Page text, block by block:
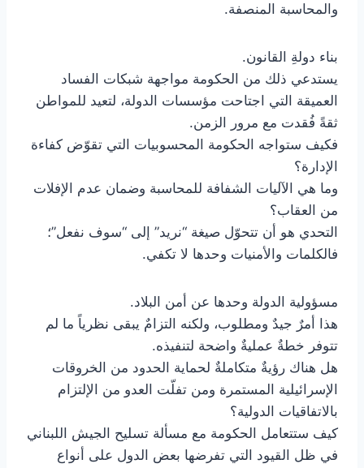
والمحاسبة المنصفة.
بناء دولةِ القانون.
يستدعي ذلك من الحكومة مواجهة شبكات الفساد
العميقة التي اجتاحت مؤسسات الدولة، لتعيد للمواطن
ثقةً فُقدت مع مرور الزمن.
فكيف ستواجه الحكومة المحسوبيات التي تقوّض كفاءة
الإدارة؟
وما هي الآليات الشفافة للمحاسبة وضمان عدم الإفلات
من العقاب؟
التحدي هو أن تتحوّل صيغة “نريد” إلى “سوف نفعل”؛
فالكلمات والأمنيات وحدها لا تكفي.
مسؤولية الدولة وحدها عن أمن البلاد.
هذا أمرٌ جيدٌ ومطلوب، ولكنه التزامٌ يبقى نظرياً ما لم
تتوفر خطةٌ عمليةٌ واضحة لتنفيذه.
هل هناك رؤيةٌ متكاملةٌ لحماية الحدود من الخروقات
الإسرائيلية المستمرة ومن تفلّت العدو من الإلتزام
بالاتفاقيات الدولية؟
كيف ستتعامل الحكومة مع مسألة تسليح الجيش اللبناني
في ظل القيود التي تفرضها بعض الدول على أنواع